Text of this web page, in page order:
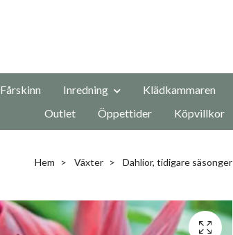
Fårskinn Inredning Klädkammaren
Outlet
Öppettider Köpvillkor
Hem Växter Dahlior, tidigare säsonger